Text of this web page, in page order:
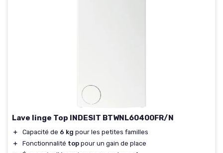
Lave linge Top INDESIT BTWNL60400FR/N
＋ Capacité de 6 kg pour les petites familles
＋
Fonctionnalité top pour un gain de place